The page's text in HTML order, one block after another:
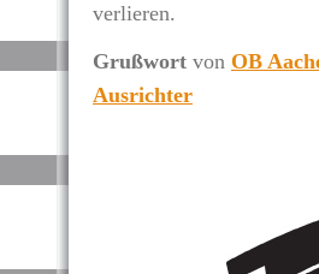
verlieren.
Grußwort von OB
Ausrichter